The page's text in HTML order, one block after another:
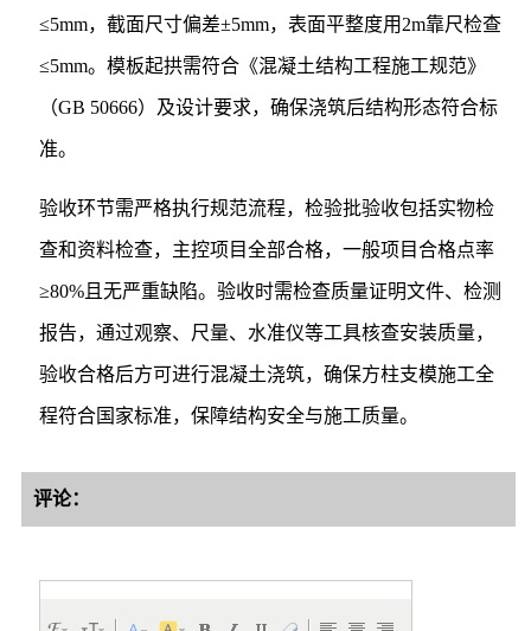
≤5mm，截面尺寸偏差±5mm，表面平整度用2m靠尺检查
≤5mm。模板起拱需符合《混凝土结构工程施工规范》
（GB 50666）及设计要求，确保浇筑后结构形态符合标
准。
验收环节需严格执行规范流程，检验批验收包括实物检
查和资料检查，主控项目全部合格，一般项目合格点率
≥80%且无严重缺陷。验收时需检查质量证明文件、检测
报告，通过观察、尺量、水准仪等工具核查安装质量，
验收合格后方可进行混凝土浇筑，确保方柱支模施工全
程符合国家标准，保障结构安全与施工质量。
评论：